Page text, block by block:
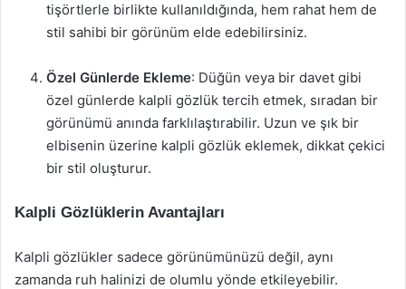
tişörtlerle birlikte kullanıldığında, hem rahat hem de
stil sahibi bir görünüm elde edebilirsiniz.
Özel Günlerde Ekleme: Düğün veya bir davet gibi
özel günlerde kalpli gözlük tercih etmek, sıradan bir
görünümü anında farklılaştırabilir. Uzun ve şık bir
elbisenin üzerine kalpli gözlük eklemek, dikkat çekici
bir stil oluşturur.
Kalpli Gözlüklerin Avantajları
Kalpli gözlükler sadece görünümünüzü değil, aynı
zamanda ruh halinizi de olumlu yönde etkileyebilir.